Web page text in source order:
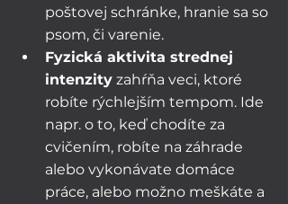
poštovej schránke, hranie sa so
psom, či varenie.
Fyzická aktivita strednej
intenzity zahŕňa veci, ktoré
robíte rýchlejším tempom. Ide
napr. o to, keď chodíte za
cvičením, robíte na záhrade
alebo vykonávate domáce
práce, alebo možno meškáte a